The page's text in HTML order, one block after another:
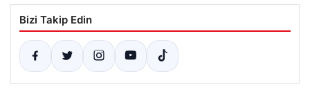
Bizi Takip Edin